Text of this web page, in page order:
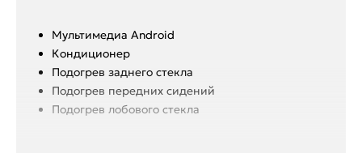
Мультимедиа Android
Кондиционер
Подогрев заднего стекла
Подогрев передних сидений
Подогрев лобового стекла